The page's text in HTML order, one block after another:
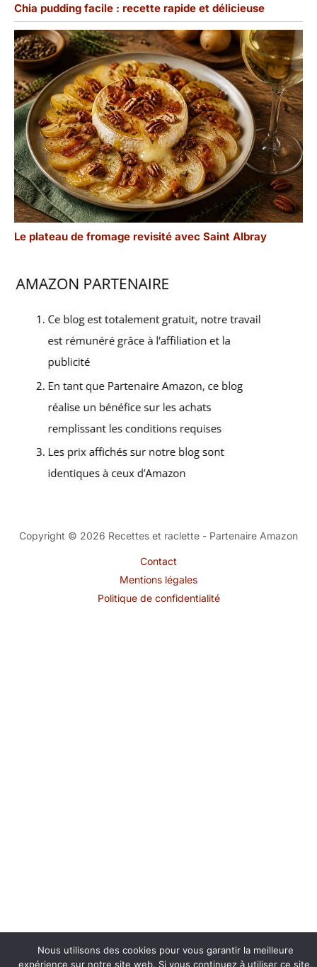
Chia pudding facile : recette rapide et délicieuse
Le plateau de fromage revisité avec Saint Albray
Copyright © 2026 Recettes et raclette - Partenaire Amazon
Contact
Mentions légales
Politique de confidentialité
Nous utilisons des cookies pour vous garantir la meilleure
expérience sur notre site web. Si vous continuez à utiliser ce site,